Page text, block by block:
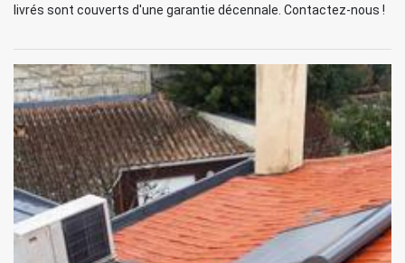
livrés sont couverts d'une garantie décennale. Contactez-nous !